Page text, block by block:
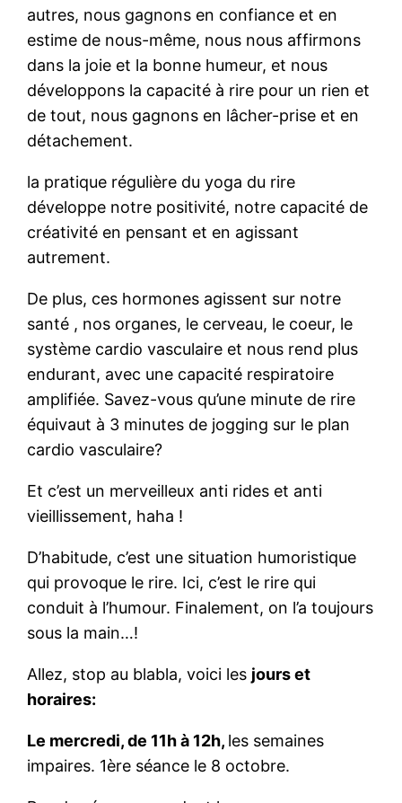
autres, nous gagnons en confiance et en
estime de nous-même, nous nous affirmons
dans la joie et la bonne humeur, et nous
développons la capacité à rire pour un rien et
de tout, nous gagnons en lâcher-prise et en
détachement.
la pratique régulière du yoga du rire
développe notre positivité, notre capacité de
créativité en pensant et en agissant
autrement.
De plus, ces hormones agissent sur notre
santé , nos organes, le cerveau, le coeur, le
système cardio vasculaire et nous rend plus
endurant, avec une capacité respiratoire
amplifiée. Savez-vous qu’une minute de rire
équivaut à 3 minutes de jogging sur le plan
cardio vasculaire?
Et c’est un merveilleux anti rides et anti
vieillissement, haha !
D’habitude, c’est une situation humoristique
qui provoque le rire. Ici, c’est le rire qui
conduit à l’humour. Finalement, on l’a toujours
sous la main…!
Allez, stop au blabla, voici les jours et
horaires:
Le mercredi, de 11h à 12h, les semaines
impaires. 1ère séance le 8 octobre.